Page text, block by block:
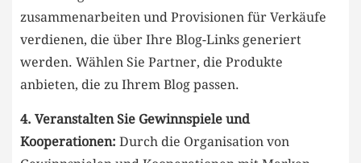
zusammenarbeiten und Provisionen für Verkäufe
‌verdienen,⁣ die über ⁤Ihre Blog-Links generiert
werden. Wählen Sie Partner, die Produkte
anbieten, ⁢die zu Ihrem Blog passen.
4. Veranstalten Sie Gewinnspiele und
Kooperationen: Durch⁤ die Organisation von ​